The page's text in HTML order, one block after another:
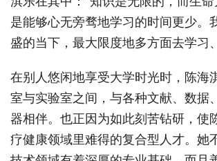
是能够心无旁骛地学习的时间更少。
盛的当下，最大限度地多方面去学习
在别人悠闲地享受大学时光时，陈海
室与实验室之间，与各种文献、数据
器相伴。也正因为如此刻苦钻研，使
疗健康领域里难得的复合型人才。她